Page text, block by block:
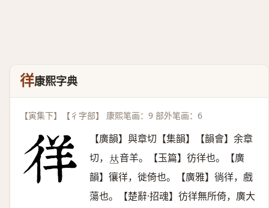
徉康熙字典
【寅集下】【彳字部】 康熙笔画：9 部外笔画：6
【廣韻】與章切【集韻】【韻會】余章
切， 𠀤音羊。【玉篇】彷徉也。【廣
韻】忀徉，徙倚也。【廣雅】徜徉，戲
蕩也。【楚辭·招魂】彷徉無所倚，廣大